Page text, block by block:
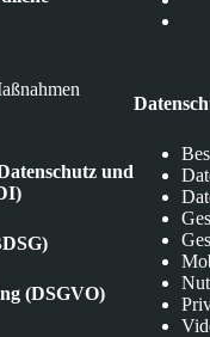
und
(DSGVO)